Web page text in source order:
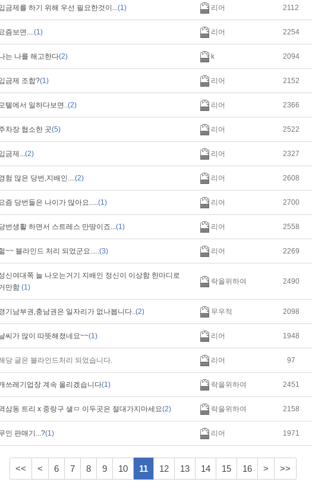
금제를 하기 위해 우선 필요한것이...(1) 리어 2112
즘보면....(1) 리어 2254
는 나를 해고한다(2) k 2094
금제 조합?(1) 리어 2152
텔에서 일하다보면..(2) 리어 2366
차장 협소한 곳(5) 리어 2522
금제...(2) 리어 2327
험 많은 당번,지배인....(2) 리어 2608
즘 당번들은 나이가 많아요.....(1) 리어 2700
번생활 하면서 스트레스 만땅이죠...(1) 리어 2558
~~ 블라인드 처리 되었군요.....(3) 리어 2269
신여대쪽 늘 나오는거기 지배인 정신이 이상함 한마디로
만함 (1)
락을위하여 2490
기남부권,충남권은 일자리가 없나봅니다..(2) 무우적 2098
씨가 많이 따뜻해졌네요~~(1) 리어 1948
당 글은 블라인드처리 되었습니다. 리어 97
쓰레기업장 계속 올리겠습니다(1) 락을위하여 2451
삼동 트리 x 중랑구 샐ㅁ 이두곳은 절대가지마세요(2) 락을위하여 2158
인 판매기...?(1) 리어 1971
<< < 6 7 8 9 10 11 12 13 14 15 16 > >>